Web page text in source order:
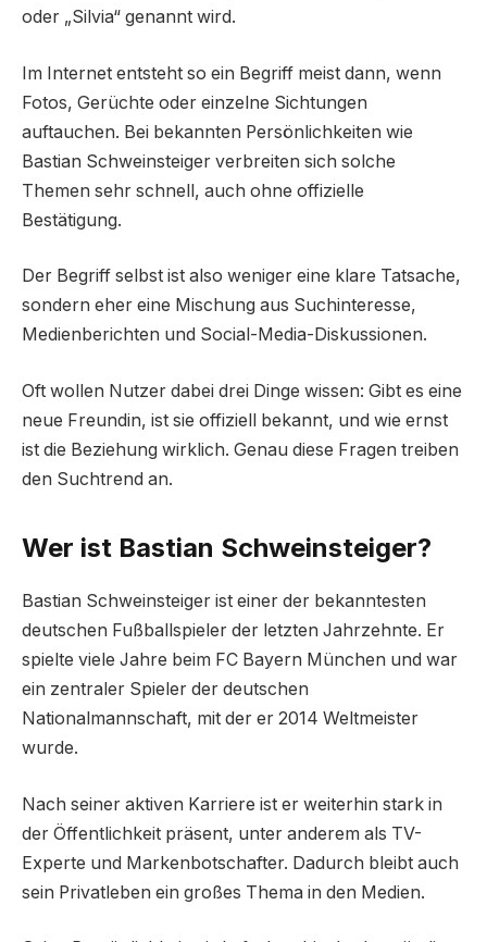
oder „Silvia“ genannt wird.
Im Internet entsteht so ein Begriff meist dann, wenn
Fotos, Gerüchte oder einzelne Sichtungen
auftauchen. Bei bekannten Persönlichkeiten wie
Bastian Schweinsteiger verbreiten sich solche
Themen sehr schnell, auch ohne offizielle
Bestätigung.
Der Begriff selbst ist also weniger eine klare Tatsache,
sondern eher eine Mischung aus Suchinteresse,
Medienberichten und Social-Media-Diskussionen.
Oft wollen Nutzer dabei drei Dinge wissen: Gibt es eine
neue Freundin, ist sie offiziell bekannt, und wie ernst
ist die Beziehung wirklich. Genau diese Fragen treiben
den Suchtrend an.
Wer ist Bastian Schweinsteiger?
Bastian Schweinsteiger ist einer der bekanntesten
deutschen Fußballspieler der letzten Jahrzehnte. Er
spielte viele Jahre beim FC Bayern München und war
ein zentraler Spieler der deutschen
Nationalmannschaft, mit der er 2014 Weltmeister
wurde.
Nach seiner aktiven Karriere ist er weiterhin stark in
der Öffentlichkeit präsent, unter anderem als TV-
Experte und Markenbotschafter. Dadurch bleibt auch
sein Privatleben ein großes Thema in den Medien.